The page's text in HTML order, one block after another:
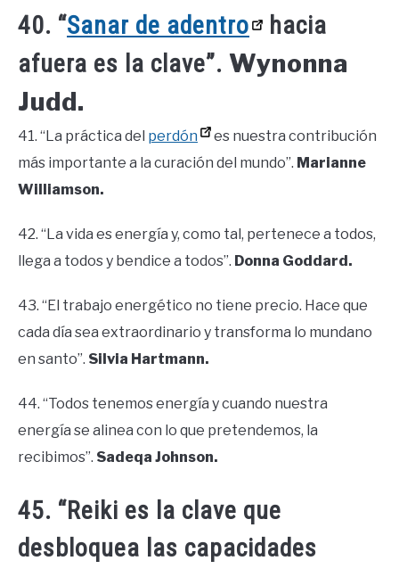
40. “Sanar de adentro
hacia
afuera es la clave”. Wynonna
Judd.
41. “La práctica del perdón
es nuestra contribución
más importante a la curación del mundo”. Marianne
Williamson.
42. “La vida es energía y, como tal, pertenece a todos,
llega a todos y bendice a todos”. Donna Goddard.
43. “El trabajo energético no tiene precio. Hace que
cada día sea extraordinario y transforma lo mundano
en santo”. Silvia Hartmann.
44. “Todos tenemos energía y cuando nuestra
energía se alinea con lo que pretendemos, la
recibimos”. Sadeqa Johnson.
45. “Reiki es la clave que
desbloquea las capacidades